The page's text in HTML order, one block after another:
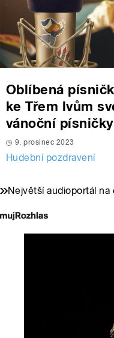
Oblíbená
ke Třem lvům
vánoční písničky
9. prosinec 2023
Hudební pozdravení
Největší audioportál